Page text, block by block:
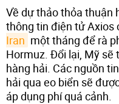
Về dự thảo thỏa thuận
thông tin điện tử Axios
Iran một tháng để rà
Hormuz. Đổi lại, Mỹ sẽ
hàng hải. Các nguồn
hải qua eo biển sẽ
áp dụng phí quá cảnh.